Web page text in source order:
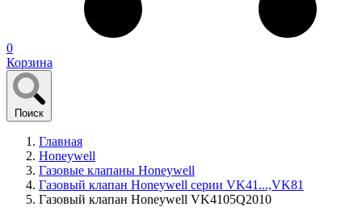
0
Корзина
Поиск
Главная
Honeywell
Газовые клапаны Honeywell
Газовый клапан Honeywell серии VK41...,VK81
Газовый клапан Honeywell VK4105Q2010